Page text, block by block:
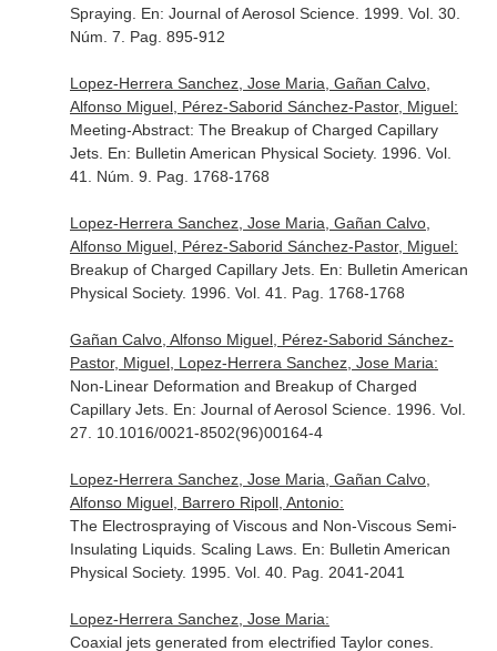
Spraying. En: Journal of Aerosol Science. 1999. Vol. 30.
Núm. 7. Pag. 895-912
Lopez-Herrera Sanchez, Jose Maria, Gañan Calvo,
Alfonso Miguel, Pérez-Saborid Sánchez-Pastor, Miguel:
Meeting-Abstract: The Breakup of Charged Capillary
Jets. En: Bulletin American Physical Society. 1996. Vol.
41. Núm. 9. Pag. 1768-1768
Lopez-Herrera Sanchez, Jose Maria, Gañan Calvo,
Alfonso Miguel, Pérez-Saborid Sánchez-Pastor, Miguel:
Breakup of Charged Capillary Jets. En: Bulletin American
Physical Society. 1996. Vol. 41. Pag. 1768-1768
Gañan Calvo, Alfonso Miguel, Pérez-Saborid Sánchez-
Pastor, Miguel, Lopez-Herrera Sanchez, Jose Maria:
Non-Linear Deformation and Breakup of Charged
Capillary Jets. En: Journal of Aerosol Science. 1996. Vol.
27. 10.1016/0021-8502(96)00164-4
Lopez-Herrera Sanchez, Jose Maria, Gañan Calvo,
Alfonso Miguel, Barrero Ripoll, Antonio:
The Electrospraying of Viscous and Non-Viscous Semi-
Insulating Liquids. Scaling Laws. En: Bulletin American
Physical Society. 1995. Vol. 40. Pag. 2041-2041
Lopez-Herrera Sanchez, Jose Maria:
Coaxial jets generated from electrified Taylor cones.